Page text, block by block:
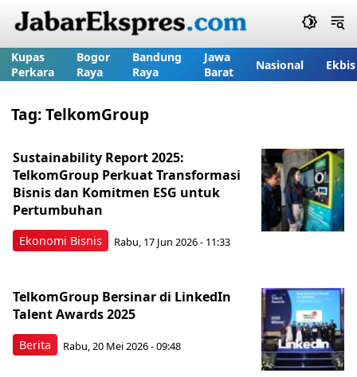
Kupas
Perkara
Bogor
Raya
Bandung
Raya
Jawa
Barat
Nasional Ekbis
Tag:TelkomGroup
Ekonomi Bisnis
Sustainability Report 2025:
TelkomGroup Perkuat Transformasi
Bisnis dan Komitmen ESG untuk
Pertumbuhan
Rabu, 17 Jun 2026 - 11:33
Berita
TelkomGroup Bersinar di LinkedIn
Talent Awards 2025
Rabu, 20 Mei 2026 - 09:48